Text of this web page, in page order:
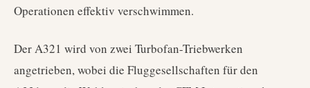
Operationen effektiv verschwimmen.
Der A321 wird von zwei Turbofan-Triebwerken
angetrieben, wobei die Fluggesellschaften für den